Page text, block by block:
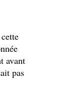
avant
pas